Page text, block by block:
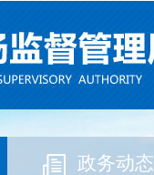
政务动态